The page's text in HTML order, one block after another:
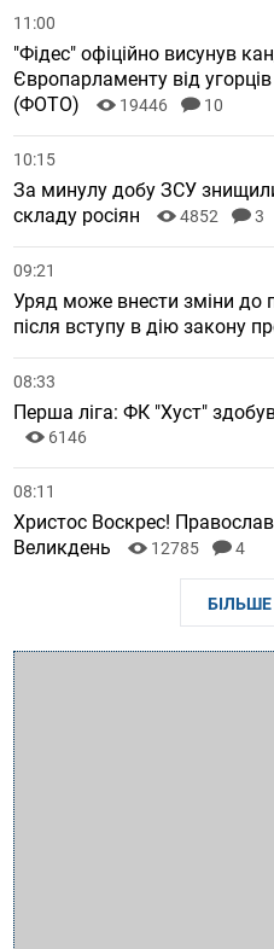
11:00
"Фідес" офіційно висунув
Європарламенту від
(ФОТО)
19446 10
10:15
За минулу добу ЗСУ
складу росіян
4852 3
09:21
Уряд може внести зміни до
після вступу в дію закону
08:33
Перша ліга: ФК "Хуст"
6146
08:11
Христос Воскрес!
Великдень
12785 4